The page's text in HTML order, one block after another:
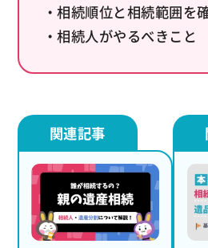
・相続順位と相続範囲を
・相続人がやるべきこと